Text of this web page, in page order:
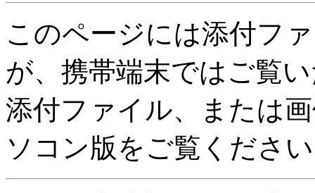
このページには添付フ
が、携帯端末ではご覧
添付ファイル、または
ソコン版をご覧くださ